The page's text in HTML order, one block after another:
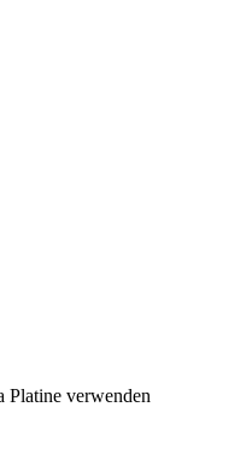
Platine verwenden